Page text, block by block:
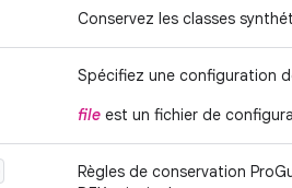
Conservez les classes
Spécifiez une configuration
file est un fichier de
Règles de conservation